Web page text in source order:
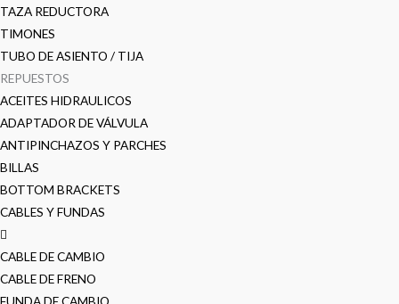
TAZA REDUCTORA
TIMONES
TUBO DE ASIENTO / TIJA
REPUESTOS
ACEITES HIDRAULICOS
ADAPTADOR DE VÁLVULA
ANTIPINCHAZOS Y PARCHES
BILLAS
BOTTOM BRACKETS
CABLES Y FUNDAS
CABLE DE CAMBIO
CABLE DE FRENO
FUNDA DE CAMBIO